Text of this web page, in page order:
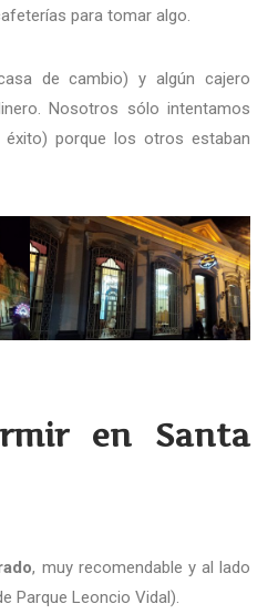
para tomar algo.
de cambio) y algún cajero
Nosotros sólo intentamos
porque los otros estaban
en Santa
, muy recomendable y al lado
Parque Leoncio Vidal).